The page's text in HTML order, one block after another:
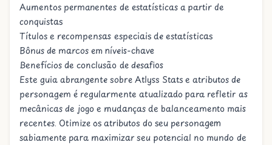
Aumentos permanentes de estatísticas a partir de
conquistas
Títulos e recompensas especiais de estatísticas
Bônus de marcos em níveis-chave
Benefícios de conclusão de desafios
Este guia abrangente sobre Atlyss Stats e atributos de
personagem é regularmente atualizado para refletir as
mecânicas de jogo e mudanças de balanceamento mais
recentes. Otimize os atributos do seu personagem
sabiamente para maximizar seu potencial no mundo de